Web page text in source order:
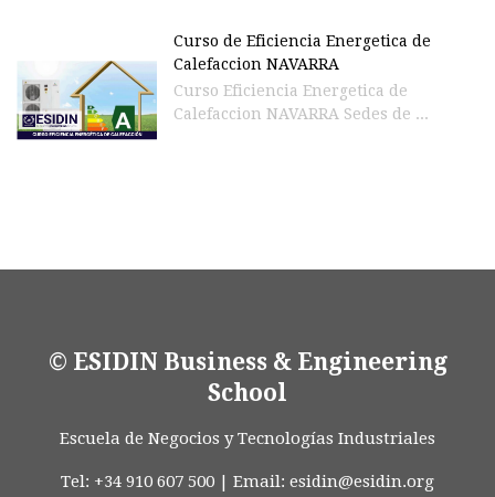
Curso de Eficiencia Energetica de
Calefaccion NAVARRA
Curso Eficiencia Energetica de
Calefaccion NAVARRA Sedes de ...
© ESIDIN Business & Engineering
School
Escuela de Negocios y Tecnologías Industriales
Tel: +34 910 607 500 | Email: esidin@esidin.org